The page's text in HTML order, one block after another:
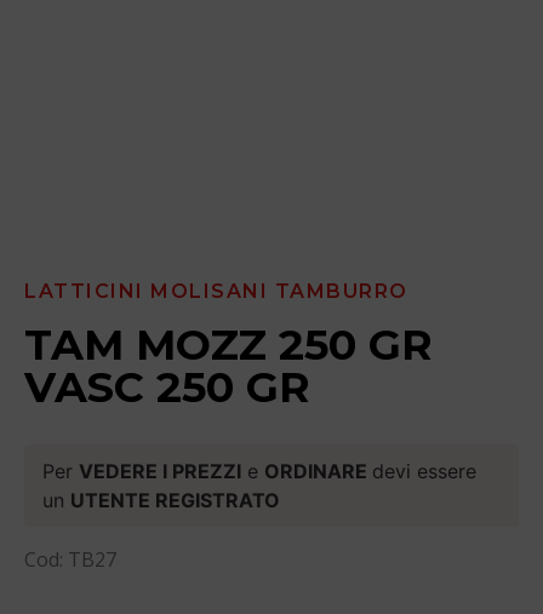
LATTICINI MOLISANI TAMBURRO
TAM MOZZ 250 GR
VASC 250 GR
Per VEDERE I PREZZI e ORDINARE devi essere
un UTENTE REGISTRATO
Cod: TB27